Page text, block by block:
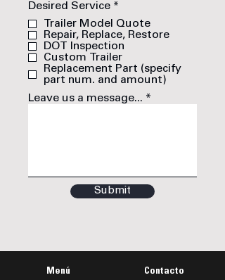
Desired Service *
b
l
i
g
a
o
r
i
Trailer Model Quote
Repair, Replace, Restore
DOT Inspection
Custom Trailer
Replacement Part (specify
part num. and amount)
Leave us a message...
Submit
Menú Contacto